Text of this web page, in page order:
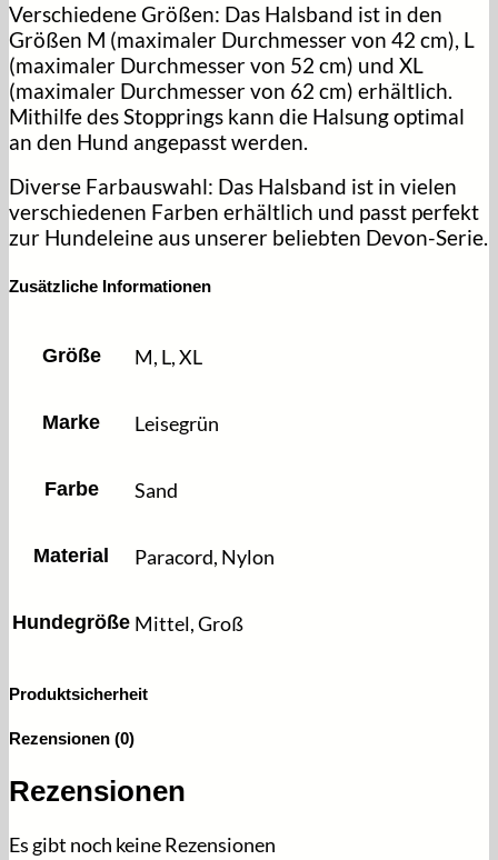
Verschiedene Größen: Das Halsband ist in den
Größen M (maximaler Durchmesser von 42 cm), L
(maximaler Durchmesser von 52 cm) und XL
(maximaler Durchmesser von 62 cm) erhältlich.
Mithilfe des Stopprings kann die Halsung optimal
an den Hund angepasst werden.
Diverse Farbauswahl: Das Halsband ist in vielen
verschiedenen Farben erhältlich und passt perfekt
zur Hundeleine aus unserer beliebten Devon-Serie.
Zusätzliche Informationen
Größe M, L, XL
Marke Leisegrün
Farbe Sand
Material Paracord, Nylon
Hundegröße Mittel, Groß
Produktsicherheit
Rezensionen (0)
Rezensionen
Es gibt noch keine Rezensionen